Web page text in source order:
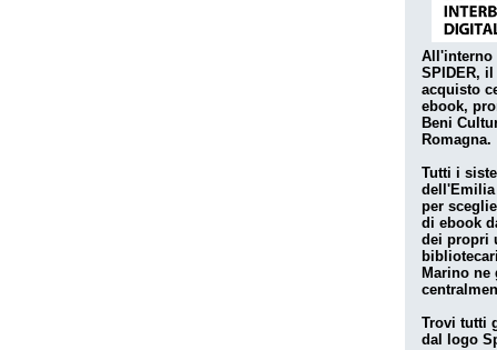
SPIDER,
acquisto
ebook,
Beni
Romagna.
Tutti i
dell'Emilia
per
di ebook
dei propri
Marino ne
Trovi tutti
dal logo